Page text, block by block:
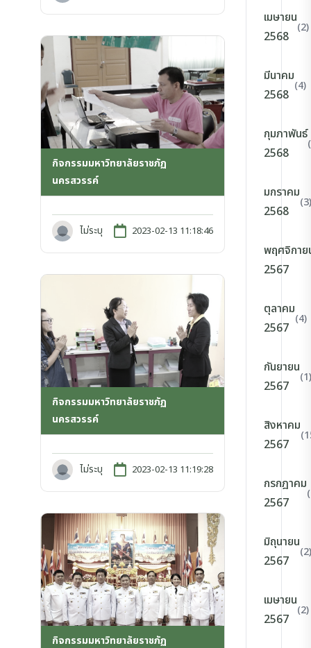
กิจกรรมมหาวิทยาลัยราชภัฏ
นครสวรรค์
ไม่ระบุ 2023-02-13 11:18:46
กิจกรรมมหาวิทยาลัยราชภัฏ
นครสวรรค์
ไม่ระบุ 2023-02-13 11:19:28
กิจกรรมมหาวิทยาลัยราชภัฏ
เมษายน
2568
(2)
มีนาคม
2568
(4)
กุมภาพันธ์
2568
มกราคม
2568
(3)
พฤศจิกาย
2567
ตุลาคม
2567
(4)
กันยายน
2567
(1)
สิงหาคม
2567
กรกฎาคม
2567
มิถุนายน
2567
(2)
เมษายน
2567
(2)